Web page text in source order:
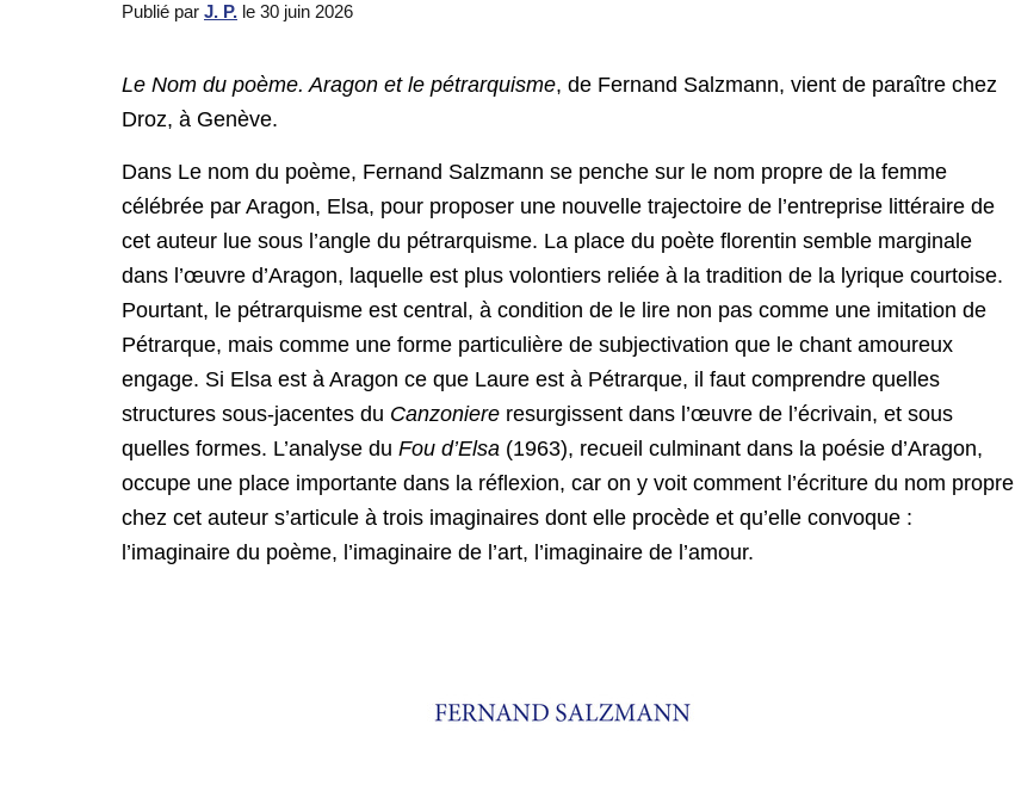
Publié par J. P. le 30 juin 2026
Le Nom du poème. Aragon et le pétrarquisme, de Fernand Salzmann, vient de paraître chez
Droz, à Genève.
Dans Le nom du poème, Fernand Salzmann se penche sur le nom propre de la femme
célébrée par Aragon, Elsa, pour proposer une nouvelle trajectoire de l’entreprise littéraire de
cet auteur lue sous l’angle du pétrarquisme. La place du poète florentin semble marginale
dans l’œuvre d’Aragon, laquelle est plus volontiers reliée à la tradition de la lyrique courtoise.
Pourtant, le pétrarquisme est central, à condition de le lire non pas comme une imitation de
Pétrarque, mais comme une forme particulière de subjectivation que le chant amoureux
engage. Si Elsa est à Aragon ce que Laure est à Pétrarque, il faut comprendre quelles
structures sous-jacentes du Canzoniere resurgissent dans l’œuvre de l’écrivain, et sous
quelles formes. L’analyse du Fou d’Elsa (1963), recueil culminant dans la poésie d’Aragon,
occupe une place importante dans la réflexion, car on y voit comment l’écriture du nom propre
chez cet auteur s’articule à trois imaginaires dont elle procède et qu’elle convoque :
l’imaginaire du poème, l’imaginaire de l’art, l’imaginaire de l’amour.